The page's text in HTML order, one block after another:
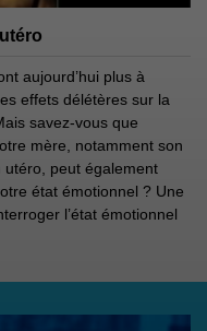
aujourd’hui plus à
effets délétères sur la
savez-vous que
mère, notamment son
peut également
état émotionnel ? Une
l’état émotionnel